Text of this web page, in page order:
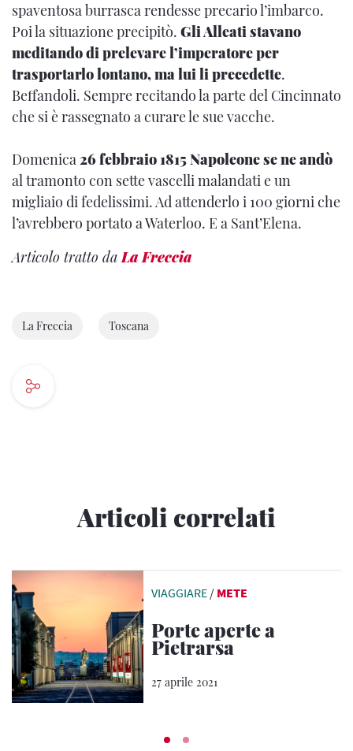
spaventosa burrasca rendesse precario l’imbarco.
Poi la situazione precipitò. Gli Alleati stavano
meditando di prelevare l’imperatore per
trasportarlo lontano, ma lui li precedette.
Beffandoli. Sempre recitando la parte del Cincinnato
che si è rassegnato a curare le sue vacche.
Domenica26 febbraio 1815 Napoleone se ne andò
al tramonto con sette vascelli malandati e un
migliaio di fedelissimi. Ad attenderlo i 100 giorni che
l’avrebbero portato a Waterloo. E a Sant’Elena.
Articolo tratto daLa Freccia
La Freccia Toscana
Articoli correlati
VIAGGIARE / METE
Porte aperte a
Pietrarsa
27 aprile 2021